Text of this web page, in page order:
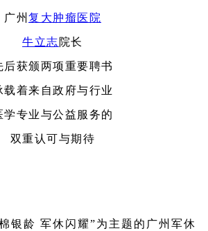
广州 复大肿瘤医院
牛立志 院长
后获颁两项重要聘书
载着来自政府与行业
学专业与公益服务的
双重认可与期待
银龄 军休闪耀”为主题的广州军休